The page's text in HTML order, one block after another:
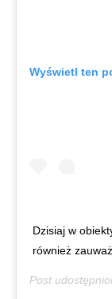
Wyświetl ten
Dzisiaj w
również
Post